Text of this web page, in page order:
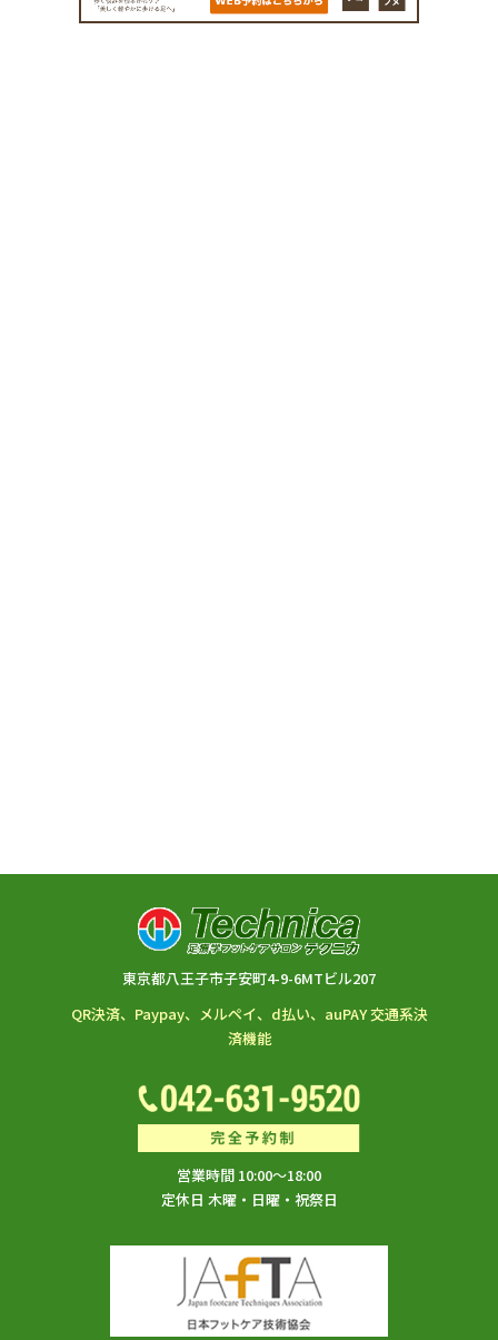
東京都八王子市子安町4-9-6MTビル207
QR決済、Paypay、メルペイ、d払い、auPAY 交通系決
済機能
営業時間 10:00～18:00
定休日 木曜・日曜・祝祭日